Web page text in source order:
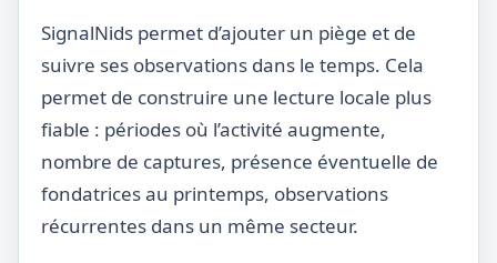
SignalNids permet d’ajouter un piège et de
suivre ses observations dans le temps. Cela
permet de construire une lecture locale plus
fiable : périodes où l’activité augmente,
nombre de captures, présence éventuelle de
fondatrices au printemps, observations
récurrentes dans un même secteur.